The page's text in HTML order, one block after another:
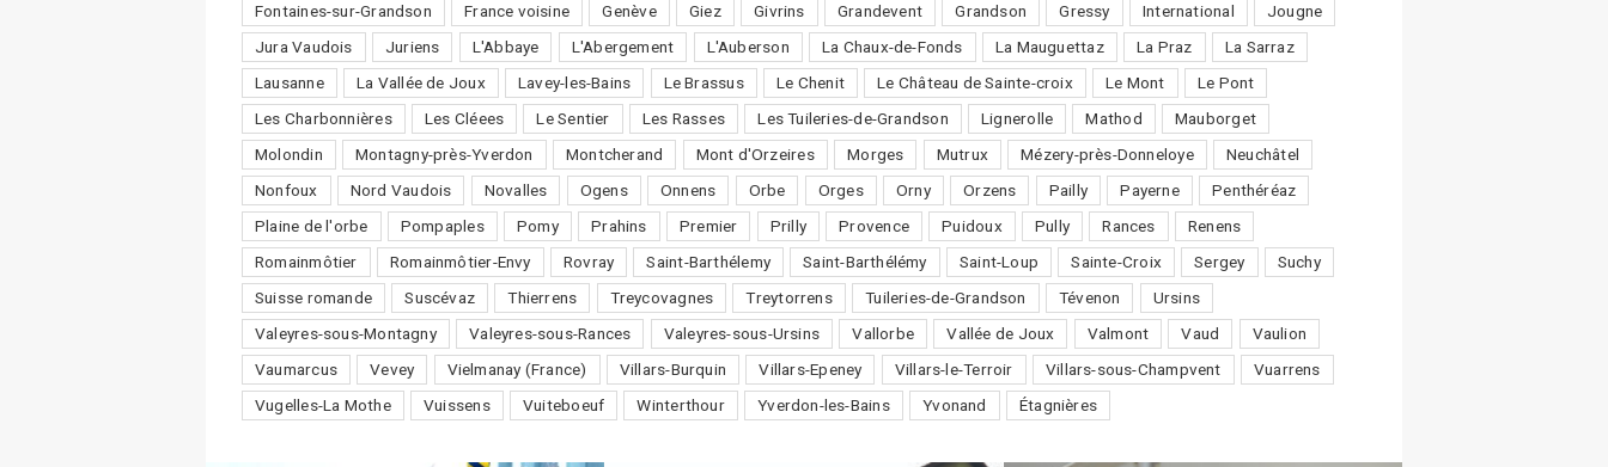
Fontaines-sur-Grandson
France voisine Genève Giez Givrins Grandevent Grandson Gressy International
Jougne
Jura Vaudois
Juriens L'Abbaye L'Abergement L'Auberson La Chaux-de-Fonds La Mauguettaz La Praz
La Sarraz
Lausanne
La Vallée de Joux Lavey-les-Bains Le Brassus Le Chenit Le Château de Sainte-croix Le Mont
Le Pont
Les Charbonnières
Les Cléees Le Sentier Les Rasses Les Tuileries-de-Grandson Lignerolle Mathod
Mauborget
Molondin
Montagny-près-Yverdon Montcherand Mont d'Orzeires Morges Mutrux Mézery-près-Donneloye
Neuchâtel
Nonfoux
Nord Vaudois Novalles Ogens Onnens Orbe Orges Orny Orzens Pailly Payerne
Penthéréaz
Plaine de l'orbe
Pompaples Pomy Prahins Premier Prilly Provence Puidoux Pully Rances
Renens
Romainmôtier
Romainmôtier-Envy Rovray Saint-Barthélemy Saint-Barthélémy Saint-Loup Sainte-Croix Sergey
Suchy
Suisse romande
Suscévaz Thierrens Treycovagnes Treytorrens Tuileries-de-Grandson Tévenon
Ursins
Valeyres-sous-Montagny
Valeyres-sous-Rances Valeyres-sous-Ursins Vallorbe Vallée de Joux Valmont Vaud
Vaulion
Vaumarcus
Vevey Vielmanay (France) Villars-Burquin Villars-Epeney Villars-le-Terroir Villars-sous-Champvent
Vuarrens
Vugelles-La Mothe
Vuissens Vuiteboeuf Winterthour Yverdon-les-Bains Yvonand Étagnières